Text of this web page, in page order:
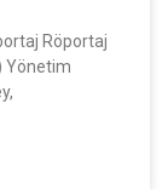
Röportaj
Yönetim